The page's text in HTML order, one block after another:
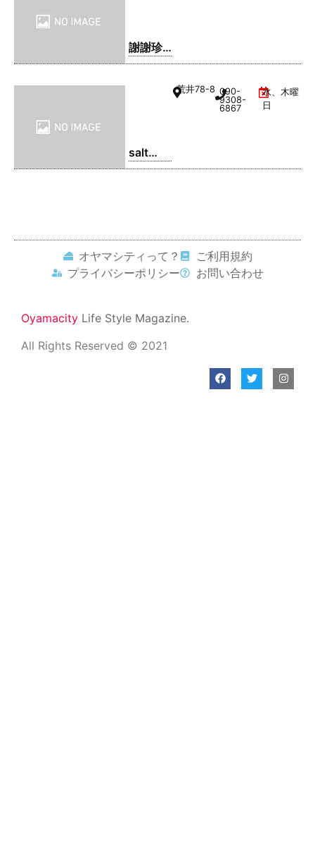
謝謝珍
珠 | シ
salt
coffee
荒井78-8 090-
9308-
6867
水、木曜
日
オヤマシティって？
ご利用規約
プライバシーポリシー
お問い合わせ
Oyamacity Life Style Magazine.
All Rights Reserved © 2021